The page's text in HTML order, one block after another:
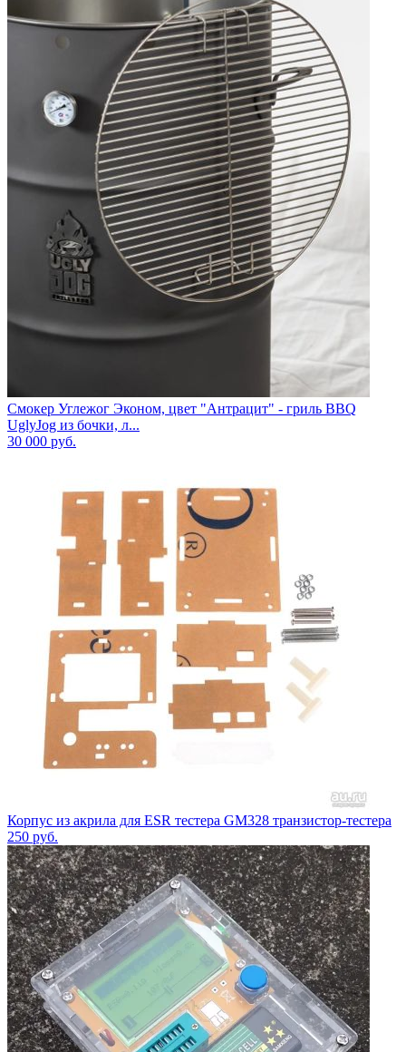
Смокер Углежог Эконом, цвет "Антрацит" - гриль BBQ
UglyJog из бочки, л...
30 000 руб.
Корпус из акрила для ESR тестера GM328 транзистор-тестера
250 руб.